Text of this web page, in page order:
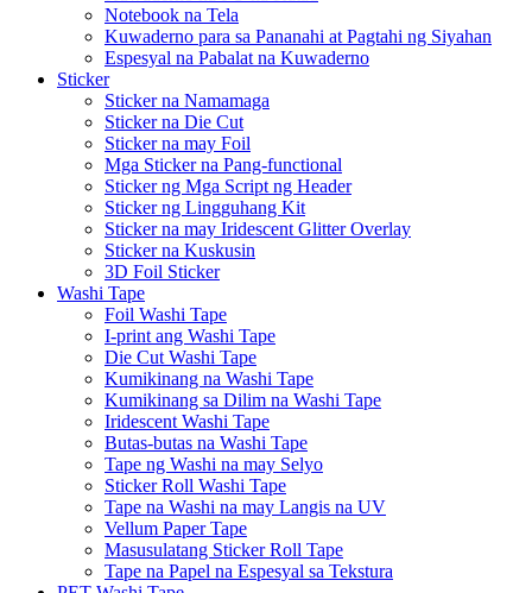
Notebook na Tela
Kuwaderno para sa Pananahi at Pagtahi ng Siyahan
Espesyal na Pabalat na Kuwaderno
Sticker
Sticker na Namamaga
Sticker na Die Cut
Sticker na may Foil
Mga Sticker na Pang-functional
Sticker ng Mga Script ng Header
Sticker ng Lingguhang Kit
Sticker na may Iridescent Glitter Overlay
Sticker na Kuskusin
3D Foil Sticker
Washi Tape
Foil Washi Tape
I-print ang Washi Tape
Die Cut Washi Tape
Kumikinang na Washi Tape
Kumikinang sa Dilim na Washi Tape
Iridescent Washi Tape
Butas-butas na Washi Tape
Tape ng Washi na may Selyo
Sticker Roll Washi Tape
Tape na Washi na may Langis na UV
Vellum Paper Tape
Masusulatang Sticker Roll Tape
Tape na Papel na Espesyal sa Tekstura